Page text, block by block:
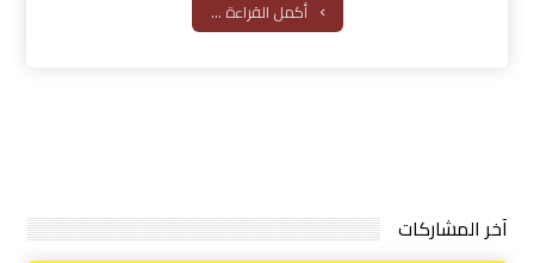
أكمل القراءة ...
آخر المشاركات